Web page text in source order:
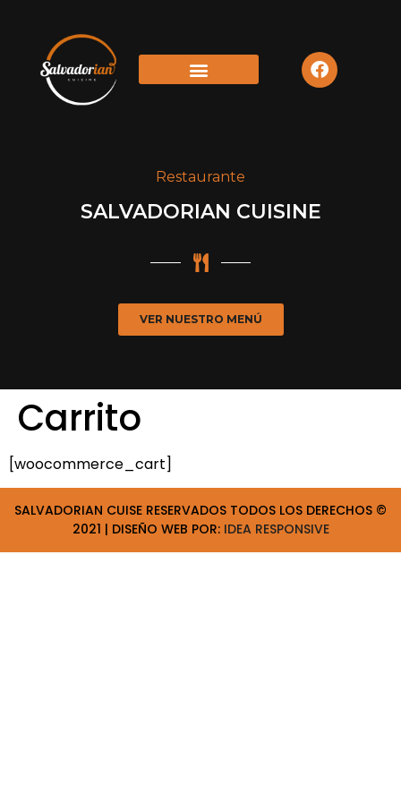
Restaurante
SALVADORIAN CUISINE
VER NUESTRO MENÚ
Carrito
[woocommerce_cart]
SALVADORIAN CUISE RESERVADOS TODOS LOS DERECHOS ©
2021 | DISEÑO WEB POR: IDEA RESPONSIVE